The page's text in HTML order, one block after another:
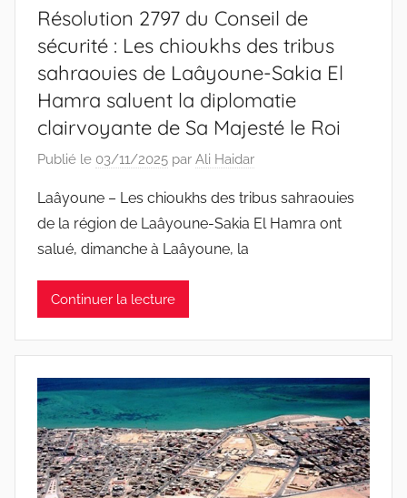
Résolution 2797 du Conseil de
sécurité : Les chioukhs des tribus
sahraouies de Laâyoune-Sakia El
Hamra saluent la diplomatie
clairvoyante de Sa Majesté le Roi
Publié le 03/11/2025 par Ali Haidar
Laâyoune – Les chioukhs des tribus sahraouies
de la région de Laâyoune-Sakia El Hamra ont
salué, dimanche à Laâyoune, la
Continuer la lecture